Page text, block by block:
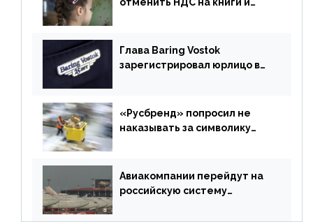
Глава Baring Vostok
зарегистрировал юрлицо в
«Русбренд» попросил не
наказывать за символику
Авиакомпании перейдут на
российскую систему